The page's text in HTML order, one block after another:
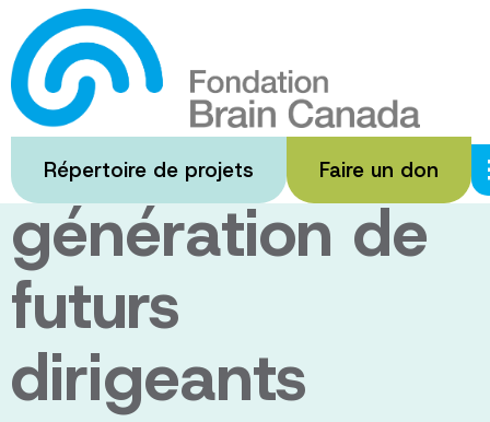
Passer
au
contenu
principal
Répertoire de projets Faire un don
Rencontrez la
prochaine
génération de
futurs
dirigeants